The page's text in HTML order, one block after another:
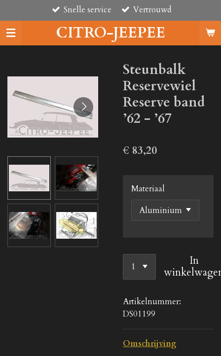
direct
naar
de
CITRO-JEEPEE
Snelle service Vertrouwd
Steunbalk
Reservewiel
Reserve band
’62 - ’67
€ 83,20
Materiaal
In
Artikelnummer:
DS01199
Omschrijving